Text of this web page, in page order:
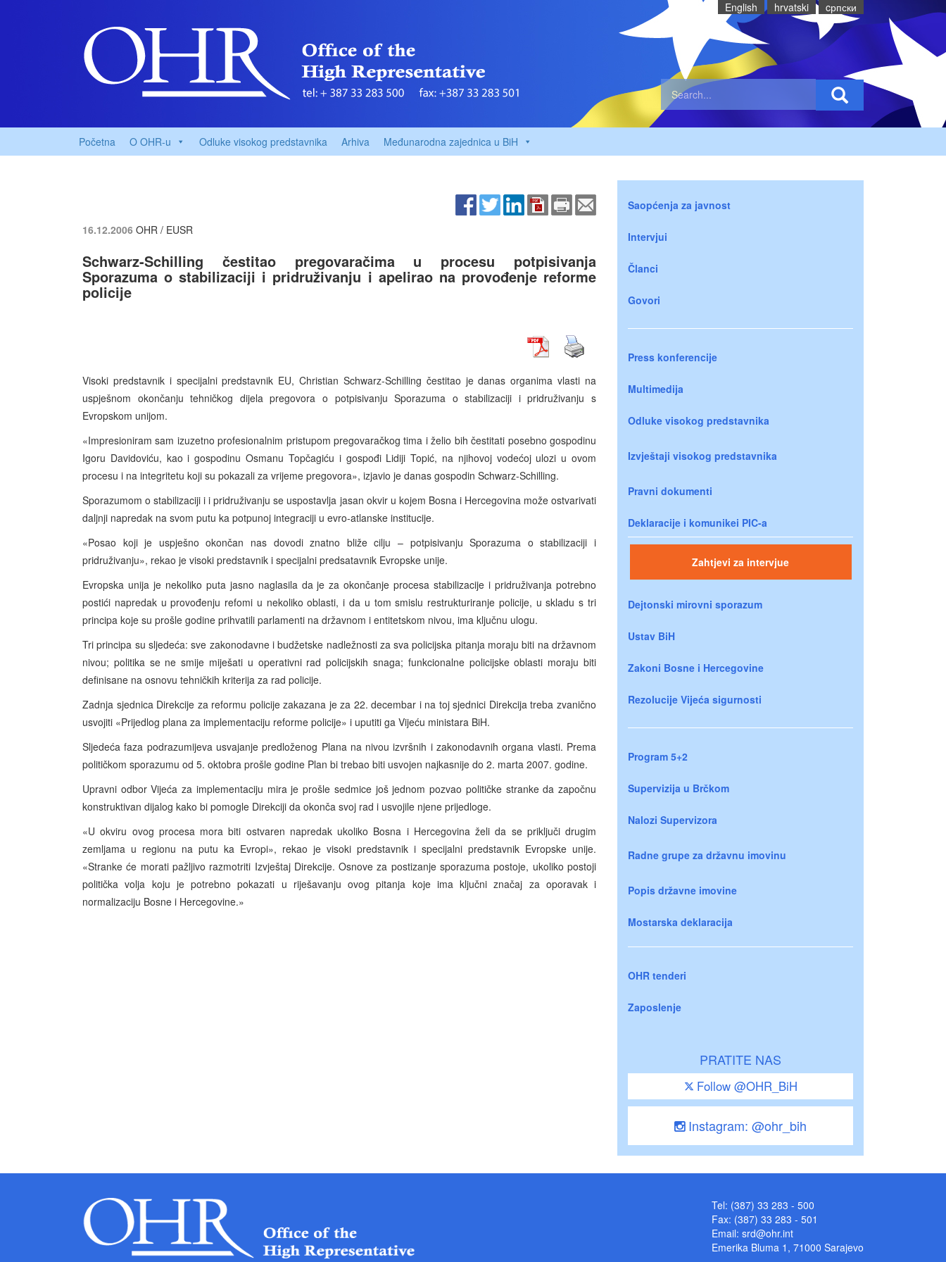
English hrvatski cрпски
Početna O OHR-u Odluke visokog predstavnika Arhiva Međunarodna zajednica u BiH
16.12.2006 OHR / EUSR
Schwarz-Schilling čestitao pregovaračima u procesu potpisivanja
Sporazuma o stabilizaciji i pridruživanju i apelirao na provođenje reforme
policije
Visoki predstavnik i specijalni predstavnik EU, Christian Schwarz-Schilling čestitao je danas organima vlasti na
uspješnom okončanju tehničkog dijela pregovora o potpisivanju Sporazuma o stabilizaciji i pridruživanju s
Evropskom unijom.
«Impresioniram sam izuzetno profesionalnim pristupom pregovaračkog tima i želio bih čestitati posebno gospodinu
Igoru Davidoviću, kao i gospodinu Osmanu Topčagiću i gospođi Lidiji Topić, na njihovoj vodećoj ulozi u ovom
procesu i na integritetu koji su pokazali za vrijeme pregovora», izjavio je danas gospodin Schwarz-Schilling.
Sporazumom o stabilizaciji i i pridruživanju se uspostavlja jasan okvir u kojem Bosna i Hercegovina može ostvarivati
daljnji napredak na svom putu ka potpunoj integraciji u evro-atlanske institucije.
«Posao koji je uspješno okončan nas dovodi znatno bliže cilju – potpisivanju Sporazuma o stabilizaciji i
pridruživanju», rekao je visoki predstavnik i specijalni predsatavnik Evropske unije.
Evropska unija je nekoliko puta jasno naglasila da je za okončanje procesa stabilizacije i pridruživanja potrebno
postići napredak u provođenju refomi u nekoliko oblasti, i da u tom smislu restrukturiranje policije, u skladu s tri
principa koje su prošle godine prihvatili parlamenti na državnom i entitetskom nivou, ima ključnu ulogu.
Tri principa su sljedeća: sve zakonodavne i budžetske nadležnosti za sva policijska pitanja moraju biti na državnom
nivou; politika se ne smije miješati u operativni rad policijskih snaga; funkcionalne policijske oblasti moraju biti
definisane na osnovu tehničkih kriterija za rad policije.
Zadnja sjednica Direkcije za reformu policije zakazana je za 22. decembar i na toj sjednici Direkcija treba zvanično
usvojiti «Prijedlog plana za implementaciju reforme policije» i uputiti ga Vijeću ministara BiH.
Sljedeća faza podrazumijeva usvajanje predloženog Plana na nivou izvršnih i zakonodavnih organa vlasti. Prema
političkom sporazumu od 5. oktobra prošle godine Plan bi trebao biti usvojen najkasnije do 2. marta 2007. godine.
Upravni odbor Vijeća za implementaciju mira je prošle sedmice još jednom pozvao političke stranke da započnu
konstruktivan dijalog kako bi pomogle Direkciji da okonča svoj rad i usvojile njene prijedloge.
«U okviru ovog procesa mora biti ostvaren napredak ukoliko Bosna i Hercegovina želi da se priključi drugim
zemljama u regionu na putu ka Evropi», rekao je visoki predstavnik i specijalni predstavnik Evropske unije.
«Stranke će morati pažljivo razmotriti Izvještaj Direkcije. Osnove za postizanje sporazuma postoje, ukoliko postoji
politička volja koju je potrebno pokazati u riješavanju ovog pitanja koje ima ključni značaj za oporavak i
normalizaciju Bosne i Hercegovine.»
Saopćenja za javnost
Intervjui
Članci
Govori
Press konferencije
Multimedija
Odluke visokog predstavnika
Izvještaji visokog predstavnika
Pravni dokumenti
Deklaracije i komunikei PIC-a
Zahtjevi za intervjue
Dejtonski mirovni sporazum
Ustav BiH
Zakoni Bosne i Hercegovine
Rezolucije Vijeća sigurnosti
Program 5+2
Supervizija u Brčkom
Nalozi Supervizora
Radne grupe za državnu imovinu
Popis državne imovine
Mostarska deklaracija
OHR tenderi
Zaposlenje
PRATITE NAS
Follow @OHR_BiH
Instagram: @ohr_bih
Tel: (387) 33 283 - 500
Fax: (387) 33 283 - 501
Email: srd@ohr.int
Emerika Bluma 1, 71000 Sarajevo